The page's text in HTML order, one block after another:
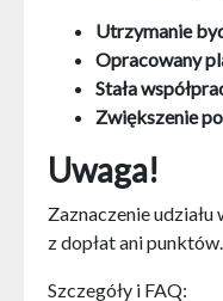
Utrzymanie
Opracowany
Stała
Zwiększenie
Uwaga!
Zaznaczenie
z dopłat ani punktów.
Szczegóły i FAQ: